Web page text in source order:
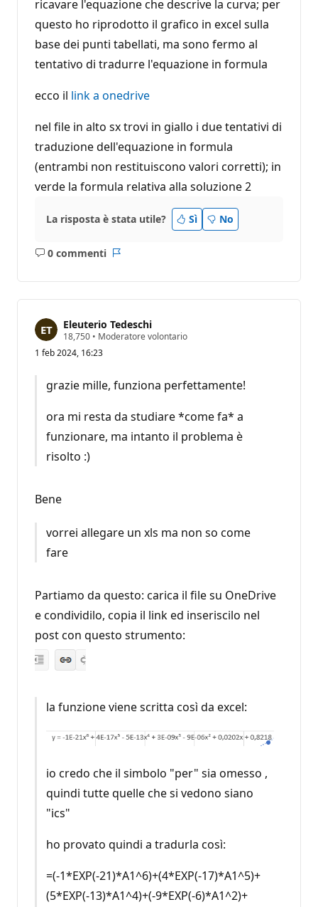
ricavare l'equazione che descrive la curva; per
questo ho riprodotto il grafico in excel sulla
base dei punti tabellati, ma sono fermo al
tentativo di tradurre l'equazione in formula
ecco il link a onedrive
nel file in alto sx trovi in giallo i due tentativi di
traduzione dell'equazione in formula
(entrambi non restituiscono valori corretti); in
verde la formula relativa alla soluzione 2
La risposta è stata utile? Sì No
0 commenti
Nessun
Eleuterio Tedeschi
18,750 P
n
d
e
p
u
• Moderatore volontario
1 feb 2024, 16:23
grazie mille, funziona perfettamente!
ora mi resta da studiare *come fa* a
funzionare, ma intanto il problema è
risolto :)
Bene
vorrei allegare un xls ma non so come
fare
Partiamo da questo: carica il file su OneDrive
e condividilo, copia il link ed inseriscilo nel
post con questo strumento:
la funzione viene scritta così da excel:
io credo che il simbolo "per" sia omesso ,
quindi tutte quelle che si vedono siano
"ics"
ho provato quindi a tradurla così:
=(-1*EXP(-21)*A1^6)+(4*EXP(-17)*A1^5)+
(5*EXP(-13)*A1^4)+(-9*EXP(-6)*A1^2)+